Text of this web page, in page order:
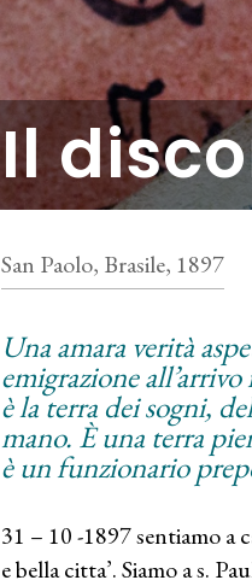
Il
San Paolo, Brasile, 1897
Una amara verità
emigrazione
è la terra dei sogni,
mano. È una terra
è un funzionario
31 – 10 -1897 sentiamo a
e bella citta’. Siamo a s.